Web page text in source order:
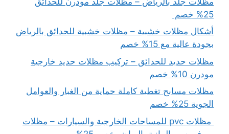
25% خصم
أشكال مظلات خشبية – مظلات خشبية للحدائق بالرياض
بجودة عالية مع 15% خصم
مظلات حديد للحدائق – تركيب مظلات حديد خارجية
مودرن 10% خصم
مظلات مسابح تغطية كاملة حماية من الغبار والعوامل
الجوية 25% خصم
مظلات pvc للمساحات الخارجية والسيارات – مظلات